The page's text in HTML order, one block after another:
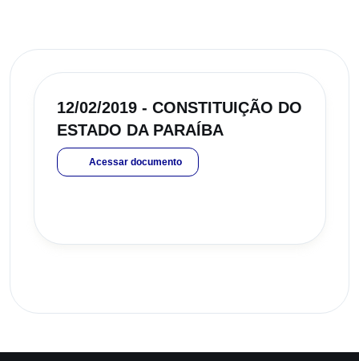
12/02/2019 - CONSTITUIÇÃO DO
ESTADO DA PARAÍBA
Acessar documento